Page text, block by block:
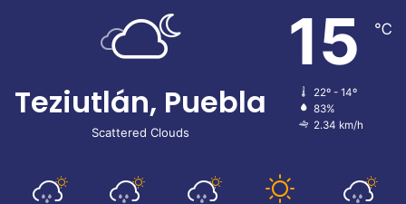
Teziutlán, Puebla
Scattered Clouds
15 ℃
22º - 14º
83%
2.34 km/h